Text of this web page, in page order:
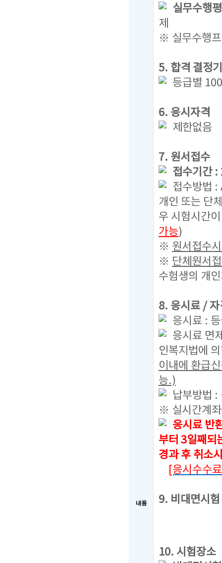
내용
실무수행
제
※ 실무수행
5. 합격 결정
등급별
6. 응시자격
제한없음
7. 원서접수
접수기간
접수방법 :
개인 또는 단
우 시험시간
가능)
※ 원서접수
※ 단체원서
수험생의 개
8. 응시료 /
응시료 :
응시료 면
인복지법에
이내에 환급
능.)
납부방법 :
※ 실시간계좌
응시료 반
부터 3일째되
경과 후 취소
[응시수수
9. 비대면시
10. 시험장소